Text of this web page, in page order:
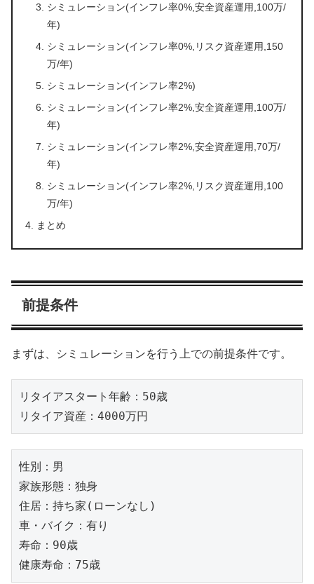
シミュレーション(インフレ率0%,安全資産運用,100万/
年)
シミュレーション(インフレ率0%,リスク資産運用,150
万/年)
シミュレーション(インフレ率2%)
シミュレーション(インフレ率2%,安全資産運用,100万/
年)
シミュレーション(インフレ率2%,安全資産運用,70万/
年)
シミュレーション(インフレ率2%,リスク資産運用,100
万/年)
まとめ
前提条件
まずは、シミュレーションを行う上での前提条件です。
リタイアスタート年齢：50歳
リタイア資産：4000万円
性別：男
家族形態：独身
住居：持ち家(ローンなし)
車・バイク：有り
寿命：90歳
健康寿命：75歳